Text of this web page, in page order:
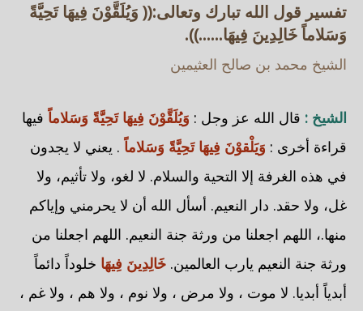
تفسير قول الله تبارك وتعالى:(( وَيُلَقَّوْنَ فِيهَا تَحِيَّةً
وَسَلاماً خَالِدِينَ فِيهَا......)).
الشيخ محمد بن صالح العثيمين
الشيخ : قال الله عز وجل : وَيُلَقَّوْنَ فِيهَا تَحِيَّةً وَسَلاماً فيها
قراءة أخرى : وَيَلْقوْنَ فِيهَا تَحِيَّةً وَسَلاماً . يعني لا يجدون
في هذه الغرفة إلا التحية والسلام. لا لغو، ولا تأثيم، ولا
غل، ولا حقد. دار النعيم. أسأل الله أن لا يحرمني وإياكم
منها.، اللهم اجعلنا من ورثة جنة النعيم. اللهم اجعلنا من
ورثة جنة النعيم يارب العالمين. خَالِدِينَ فِيهَا خلوداً دائماً
أبدياً أبديا. لا موت ، ولا مرض ، ولا نوم ، ولا هم ، ولا غم ،